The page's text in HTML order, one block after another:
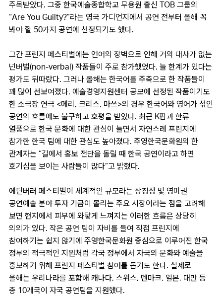
주목받았다. 그중 한국예술종합학교 무용원 출신 TOB 그룹의
“Are You Guilty?”라는 영국 가디언지에서 공연 전부터 올해 꼭
봐야 할 50가지 공연에 선정되기도 했다.
그간 프린지 페스티벌에는 언어의 장벽으로 인해 거의 대사가 없는
넌버벌(non-verbal) 작품들이 주로 참가했었다. 늘 한계가 있다는
평가도 뒤따랐다. 그러나 올해는 한국어를 주축으로 한 작품들이
꽤 많이 선보여졌다. 예술경영지원센터 공모에 선정된 작품이기도
한 소극장 연극 <메리, 크리스, 마쓰>의 경우 한국어와 영어가 섞인
공연의 흐름에도 불구하고 호평을 받았다. 최근 K팝과 한류
열풍으로 한국 문화에 대한 관심이 늘면서 자연스레 프린지에
참가한 한국 팀에 대한 관심도 높아졌다. 주영한국문화원의 한
관계자는 “길에서 홍보 전단을 돌릴 때 한국 공연이라고 하면
호기심을 보이는 사람들이 많다”고 밝혔다.
에딘버러 페스티벌이 세계적인 규모라는 상징성 및 영미권
공연예술 분야 투자 기금이 몰리는 주요 시장이라는 점을 고려해
보면 현지에서 피부에 와닿게 느껴지는 이러한 흐름은 상당히
의의가 있다. 작은 공연 팀이 자비를 들여 직접 프린지에
참여하기는 쉽지 않기에 주영한국문화원 중심으로 이루어진 한국
정부의 적극적인 지원처럼 각국 정부에서 자국의 문화와 예술을
홍보하기 위해 프린지 페스티벌 참여를 돕기도 한다. 실제로
올해는 우리나라를 포함해 캐나다, 스위스, 덴마크, 일본, 대만 등
총 10개국이 자국 공연팀을 지원했다.